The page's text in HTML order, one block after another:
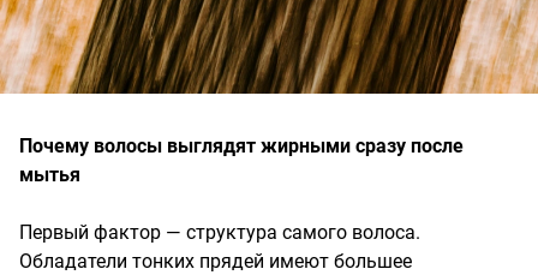
Почему волосы выглядят жирными сразу после
мытья
Первый фактор — структура самого волоса.
Обладатели тонких прядей имеют большее